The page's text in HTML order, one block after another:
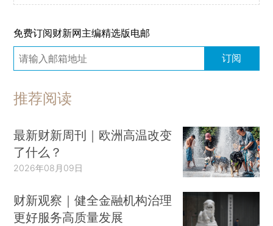
免费订阅财新网主编精选版电邮
订阅
推荐阅读
最新财新周刊｜欧洲高温改变
了什么？
2026年08月09日
财新观察｜健全金融机构治理
更好服务高质量发展